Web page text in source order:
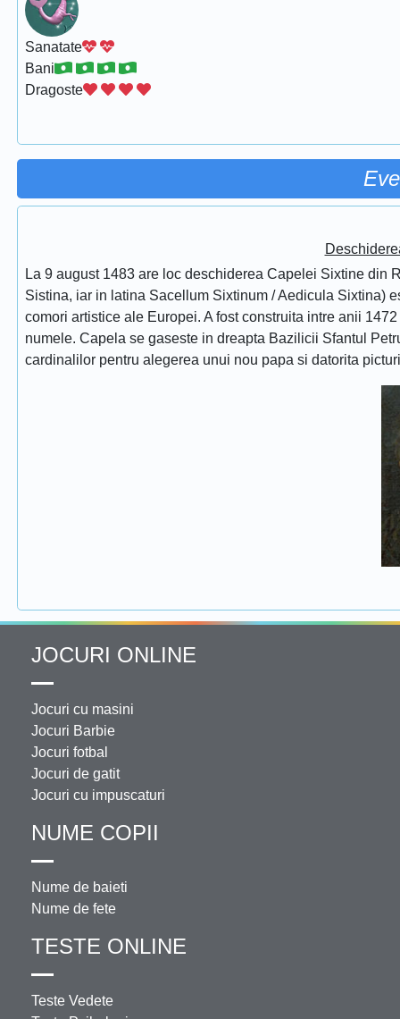
Sanatate
Bani
Dragoste
La 9 august 1483 are loc deschiderea Capelei Sixtine
Sistina, iar in latina Sacellum Sixtinum / Aedicula Sixtina)
comori artistice ale Europei. A fost construita intre anii
numele. Capela se gaseste in dreapta Bazilicii Sfantul
cardinalilor pentru alegerea unui nou papa si datorita
JOCURI ONLINE
Jocuri cu masini
Jocuri Barbie
Jocuri fotbal
Jocuri de gatit
Jocuri cu impuscaturi
NUME COPII
Nume de baieti
Nume de fete
TESTE ONLINE
Teste Vedete